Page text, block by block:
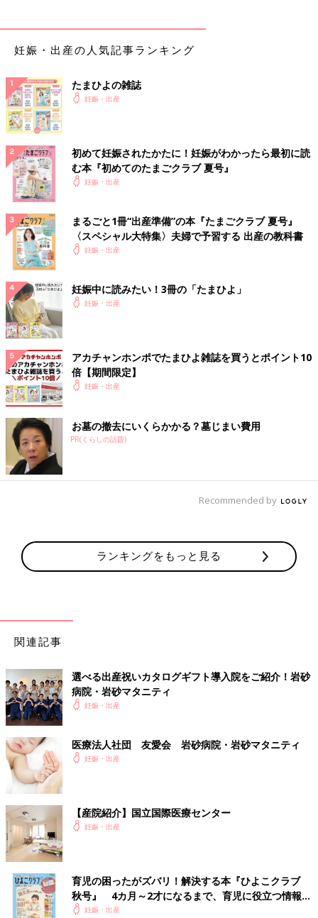
妊娠・出産の人気記事ランキング
たまひよの雑誌
妊娠・出産
初めて妊娠されたかたに！妊娠がわかったら最初に読
む本『初めてのたまごクラブ 夏号』
妊娠・出産
まるごと1冊“出産準備”の本『たまごクラブ 夏号』
〈スペシャル大特集〉夫婦で予習する 出産の教科書
妊娠・出産
妊娠中に読みたい！3冊の「たまひよ」
妊娠・出産
アカチャンホンポでたまひよ雑誌を買うとポイント10
倍【期間限定】
妊娠・出産
お墓の撤去にいくらかかる？墓じまい費用
PR(くらしの話題)
Recommended by
ランキングをもっと見る
関連記事
選べる出産祝いカタログギフト導入院をご紹介！岩砂
病院・岩砂マタニティ
妊娠・出産
医療法人社団 友愛会 岩砂病院・岩砂マタニティ
妊娠・出産
【産院紹介】国立国際医療センター
妊娠・出産
育児の困ったがズバリ！解決する本『ひよこクラブ
秋号』 4カ月～2才になるまで、育児に役立つ情報が
いっぱい！
妊娠・出産